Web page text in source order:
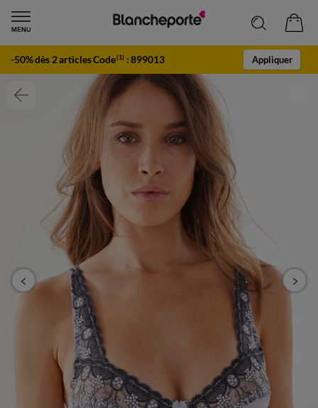
-50% dès 2 articles Code(1) :899013 Appliquer